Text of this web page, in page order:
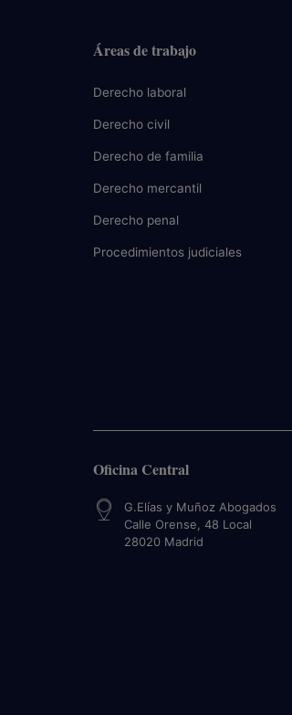
Áreas de trabajo
Derecho laboral
Derecho civil
Derecho de familia
Derecho mercantil
Derecho penal
Procedimientos judiciales
Oficina Central
G.Elías y Muñoz Abogados
Calle Orense, 48 Local
28020 Madrid